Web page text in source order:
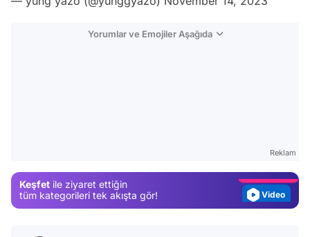
Yorumlar ve Emojiler Aşağıda
Reklam
Keşfet ile ziyaret ettiğin
tüm kategorileri tek akışta gör!
Video